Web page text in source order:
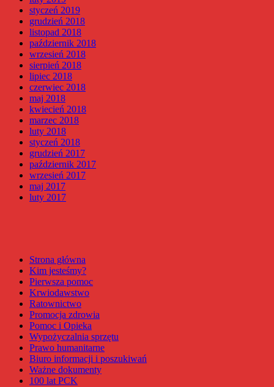
styczeń 2019
grudzień 2018
listopad 2018
październik 2018
wrzesień 2018
sierpień 2018
lipiec 2018
czerwiec 2018
maj 2018
kwiecień 2018
marzec 2018
luty 2018
styczeń 2018
grudzień 2017
październik 2017
wrzesień 2017
maj 2017
luty 2017
Strona główna
Kim jesteśmy?
Pierwsza pomoc
Krwiodawstwo
Ratownictwo
Promocja zdrowia
Pomoc i Opieka
Wypożyczalnia sprzętu
Prawo humanitarne
Biuro informacji i poszukiwań
Ważne dokumenty
100 lat PCK